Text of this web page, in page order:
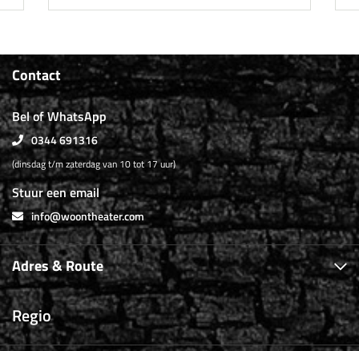
Contact
Bel of WhatsApp
0344 691316
(dinsdag t/m zaterdag van 10 tot 17 uur)
Stuur een email
info@woontheater.com
Adres & Route
Regio